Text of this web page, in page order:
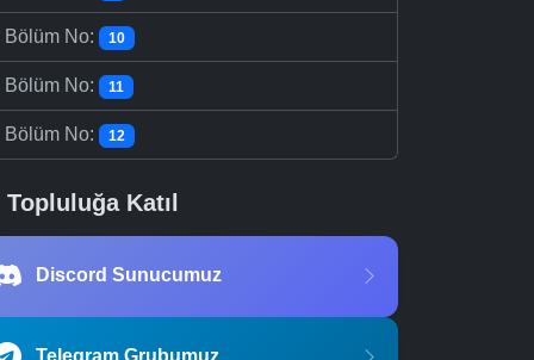
Bölüm No: 10
Bölüm No: 11
Bölüm No: 12
Topluluğa Katıl
Discord Sunucumuz